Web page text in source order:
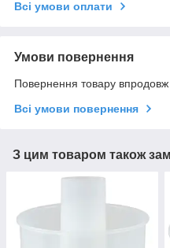
Всі умови оплати
Умови повернення
Повернення товару впродовж
Всі умови повернення
З цим товаром також